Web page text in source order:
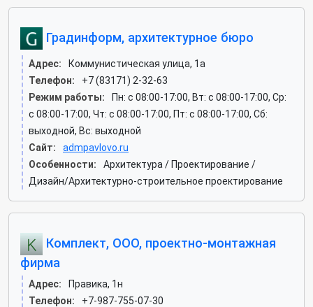
Градинформ, архитектурное бюро
Адрес:
Коммунистическая улица, 1а
Телефон:
+7 (83171) 2-32-63
Режим работы:
Пн: c 08:00-17:00, Вт: c 08:00-17:00, Ср:
c 08:00-17:00, Чт: c 08:00-17:00, Пт: c 08:00-17:00, Сб:
выходной, Вс: выходной
Сайт:
admpavlovo.ru
Особенности:
Архитектура / Проектирование /
Дизайн/Архитектурно-строительное проектирование
Комплект, ООО, проектно-монтажная
фирма
Адрес:
Правика, 1н
Телефон:
+7-987-755-07-30